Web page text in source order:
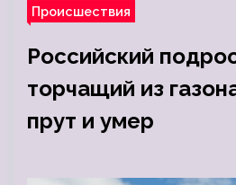
Происшествия
Российский
торчащий из
прут и умер